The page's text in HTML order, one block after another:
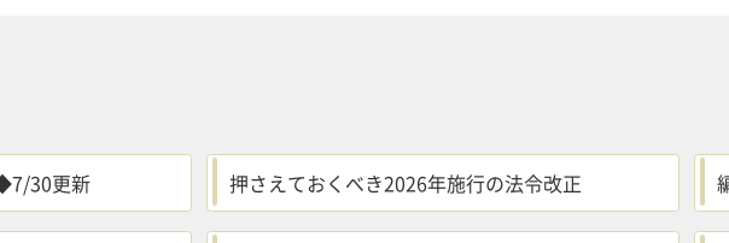
30更新 押さえておくべき2026年施行の法令改正